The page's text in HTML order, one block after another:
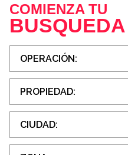
COMIENZA TU